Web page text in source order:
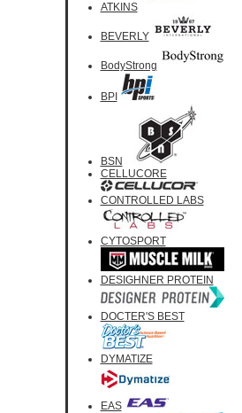
ATKINS
BEVERLY
BodyStrong
BPI
BSN
CELLUCORE
CONTROLLED LABS
CYTOSPORT
DESIGHNER PROTEIN
DOCTER'S BEST
DYMATIZE
EAS